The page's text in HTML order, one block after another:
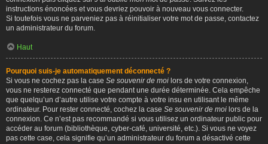
instructions énoncées et vous devriez pouvoir à nouveau vous connecter.
Si toutefois vous ne parveniez pas à réinitialiser votre mot de passe, contactez
un administrateur du forum.
Haut
Pourquoi suis-je automatiquement déconnecté ?
Si vous ne cochez pas la case Se souvenir de moi lors de votre connexion,
vous ne resterez connecté que pendant une durée déterminée. Cela empêche
que quelqu’un d’autre utilise votre compte à votre insu en utilisant le même
ordinateur. Pour rester connecté, cochez la case Se souvenir de moi lors de la
connexion. Ce n’est pas recommandé si vous utilisez un ordinateur public pour
accéder au forum (bibliothèque, cyber-café, université, etc.). Si vous ne voyez
pas cette case, cela signifie qu’un administrateur du forum a désactivé cette